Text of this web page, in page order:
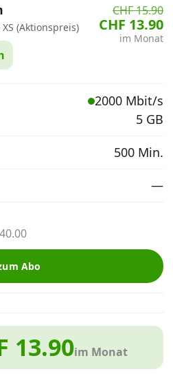
abfragen
Aktionen
(Aktionspreis)
CHF 15.90
CHF 13.90
im Monat
2000 Mbit/s
5 GB
500 Min.
—
Abo
13.90im Monat